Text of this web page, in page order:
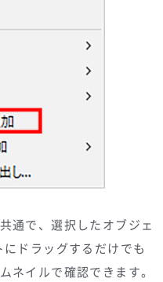
通で、選択したオブジェ
ドラッグするだけでも
ネイルで確認できます。